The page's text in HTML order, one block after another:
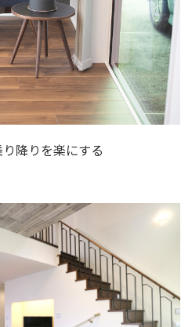
降りを楽にする